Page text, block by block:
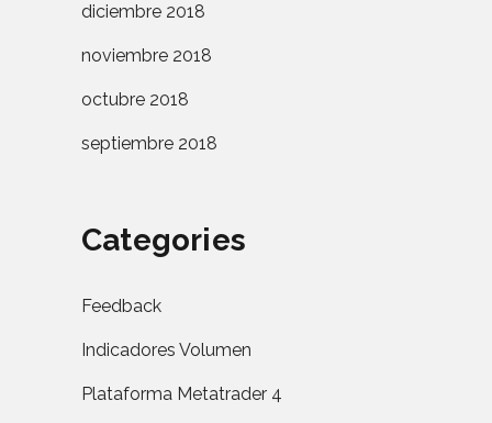
diciembre 2018
noviembre 2018
octubre 2018
septiembre 2018
Categories
Feedback
Indicadores Volumen
Plataforma Metatrader 4